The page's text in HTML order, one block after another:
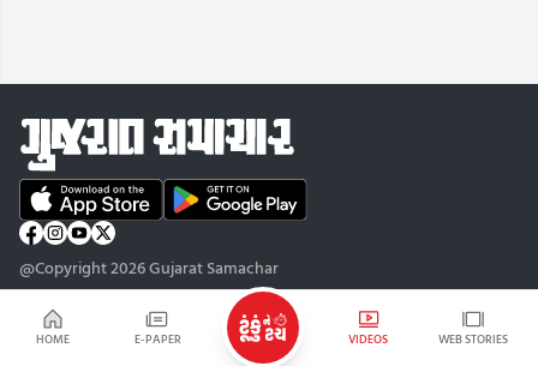
HOME E-PAPER VIDEOS WEB STORIES
@Copyright 2026 Gujarat Samachar